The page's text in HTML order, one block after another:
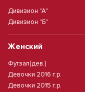
Дивизион "А"
Дивизион "Б"
Женский
Футзал(дев.)
Девочки 2016 г.р.
Девочки 2015 г.р.